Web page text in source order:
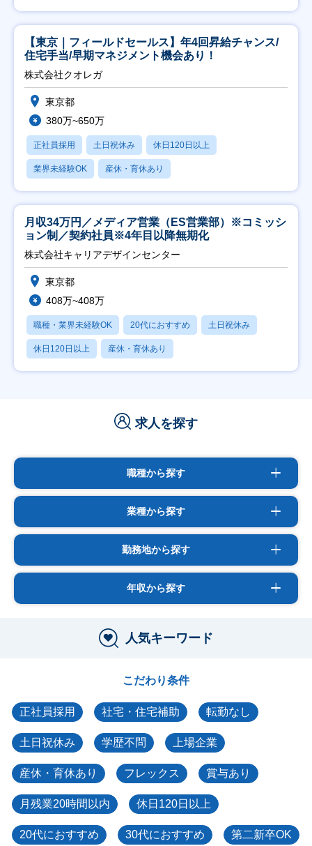
【東京｜フィールドセールス】年4回昇給チャンス/
住宅手当/早期マネジメント機会あり！
株式会社クオレガ
東京都
380万~650万
正社員採用 土日祝休み 休日120日以上
業界未経験OK 産休・育休あり
月収34万円／メディア営業（ES営業部）※コミッシ
ョン制／契約社員※4年目以降無期化
株式会社キャリアデザインセンター
東京都
408万~408万
職種・業界未経験OK 20代におすすめ 土日祝休み
休日120日以上 産休・育休あり
求人を探す
職種から探す
業種から探す
勤務地から探す
年収から探す
人気キーワード
こだわり条件
正社員採用 社宅・住宅補助 転勤なし
土日祝休み 学歴不問 上場企業
産休・育休あり フレックス 賞与あり
月残業20時間以内 休日120日以上
20代におすすめ 30代におすすめ 第二新卒OK